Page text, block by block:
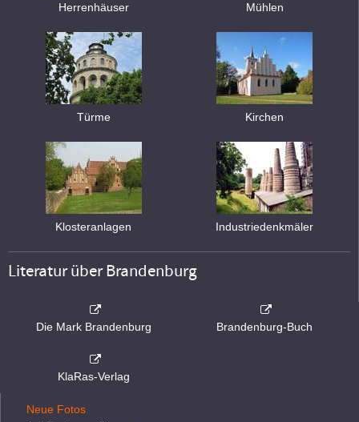
Herrenhäuser Mühlen
Türme Kirchen
Klosteranlagen Industriedenkmäler
Literatur über Brandenburg
Die Mark Brandenburg Brandenburg-Buch
KlaRas-Verlag
Neue Fotos